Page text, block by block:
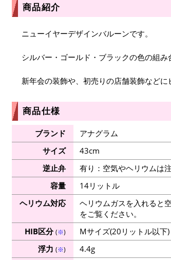
商品紹介
ニューイヤーデザインバルーンです。
シルバー・ゴールド・ブラックの色の組み
新年会の装飾や、初売りの店舗装飾などに
商品仕様
ブランド
アナグラム
サイズ
43cm
逆止弁
有り：空気やヘリウムは
容量
14リットル
ヘリウム対応
ヘリウムガスを入れると
をご覧ください。
HIB区分(※)
Mサイズ(20リットル以下)
浮力 (※)
4.4g